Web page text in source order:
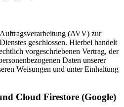
(AVV) zur
geschlossen. Hierbei handelt
vorgeschriebenen Vertrag, der
Daten unserer
Weisungen und unter Einhaltung
Cloud Firestore (Google)